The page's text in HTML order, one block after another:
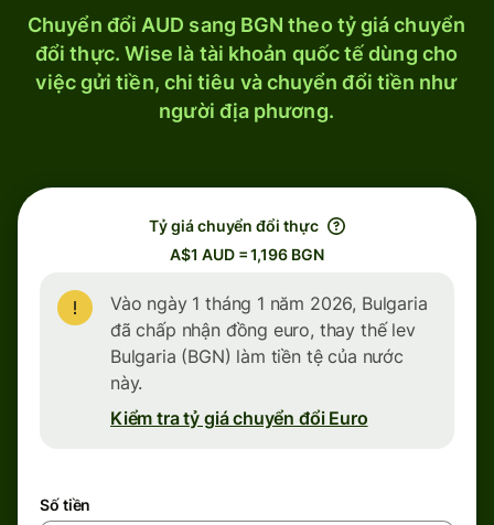
Chuyển đổi AUD sang BGN theo tỷ giá chuyển
đổi thực. Wise là tài khoản quốc tế dùng cho
việc gửi tiền, chi tiêu và chuyển đổi tiền như
người địa phương.
Tỷ giá chuyển đổi thực
A$1 AUD = 1,196 BGN
Vào ngày 1 tháng 1 năm 2026, Bulgaria
đã chấp nhận đồng euro, thay thế lev
Bulgaria (BGN) làm tiền tệ của nước
này.
Kiểm tra tỷ giá chuyển đổi Euro
Số tiền